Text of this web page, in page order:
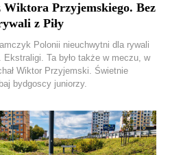
Wiktora Przyjemskiego. Bez
z Piły
Polonii nieuchwytni dla rywali
Ekstraligi. Ta było także w meczu, w
Wiktor Przyjemski. Świetnie
bydgoscy juniorzy.